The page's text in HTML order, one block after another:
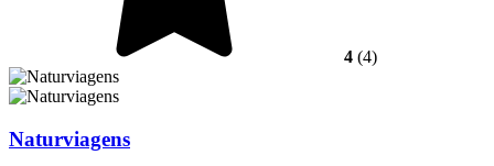
4 (4)
Naturviagens